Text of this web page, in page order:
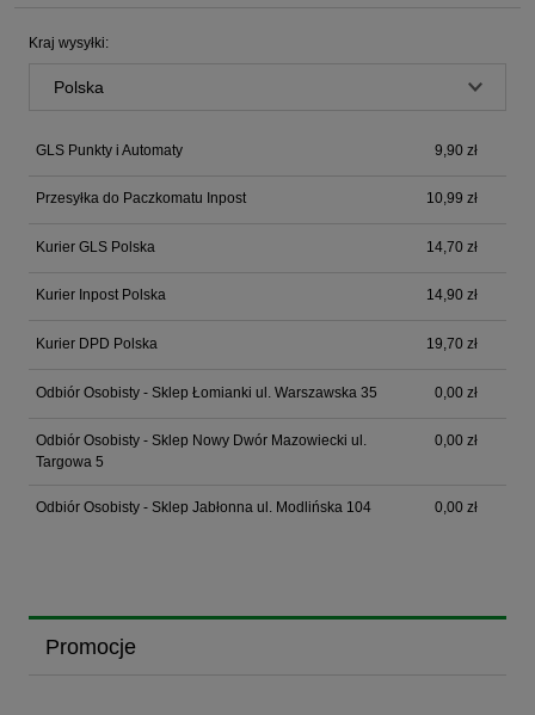
Kraj wysyłki:
GLS Punkty i Automaty 9,90 zł
Przesyłka do Paczkomatu Inpost 10,99 zł
Kurier GLS Polska 14,70 zł
Kurier Inpost Polska 14,90 zł
Kurier DPD Polska 19,70 zł
Odbiór Osobisty - Sklep Łomianki ul. Warszawska 35 0,00 zł
Odbiór Osobisty - Sklep Nowy Dwór Mazowiecki ul.
Targowa 5
0,00 zł
Odbiór Osobisty - Sklep Jabłonna ul. Modlińska 104 0,00 zł
Promocje